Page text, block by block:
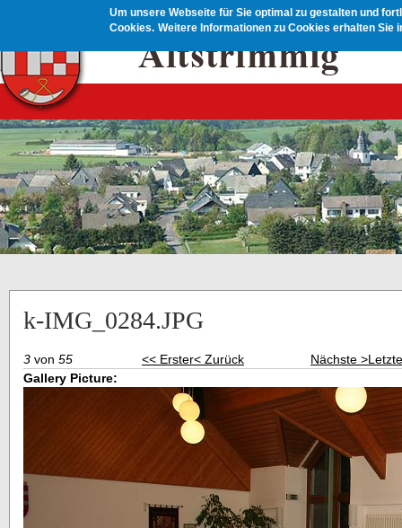
Um unsere Webseite für Sie optimal zu gestalten und
Cookies. Weitere Informationen zu Cookies erhalten Sie
k-IMG_0284.JPG
3 von 55 << Erster< Zurück Nächste >
Gallery Picture: